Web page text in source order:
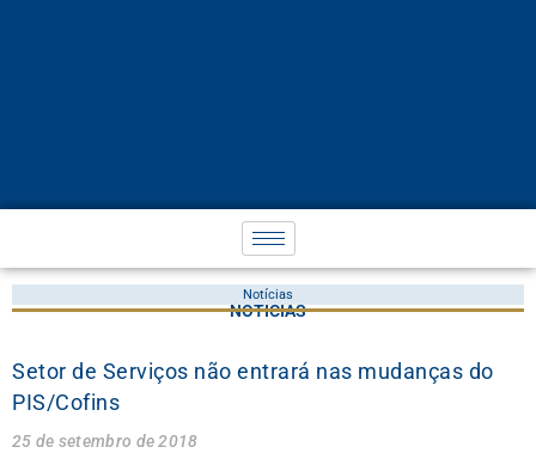
NOTÍCIAS
Notícias
Setor de Serviços não entrará nas mudanças do
PIS/Cofins
25 de setembro de 2018